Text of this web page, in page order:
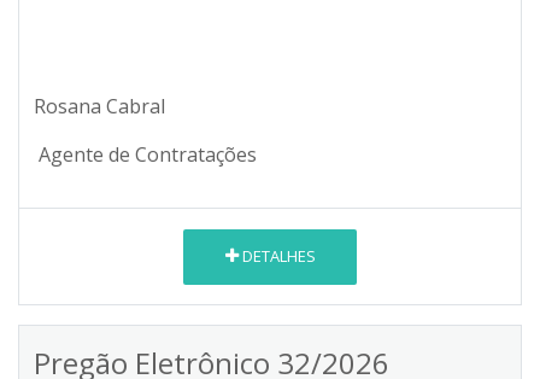
Rosana Cabral
Agente de Contratações
DETALHES
Pregão Eletrônico 32/2026